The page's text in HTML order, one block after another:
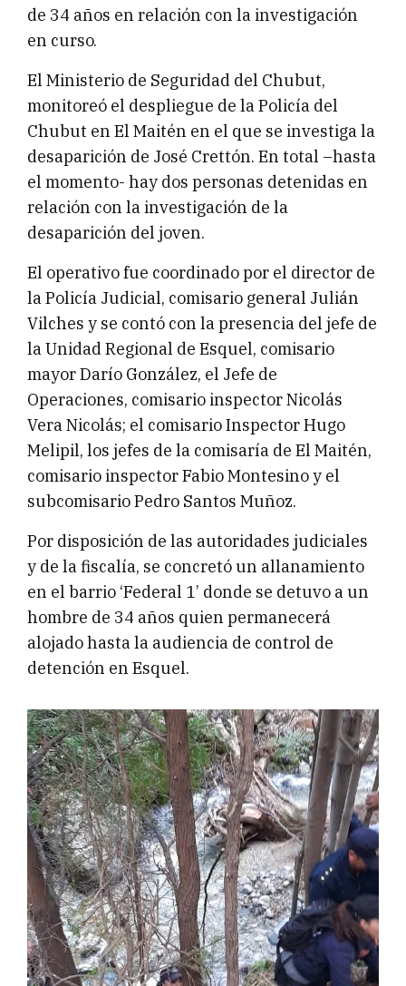
de 34 años en relación con la investigación
en curso.
El Ministerio de Seguridad del Chubut,
monitoreó el despliegue de la Policía del
Chubut en El Maitén en el que se investiga la
desaparición de José Crettón. En total –hasta
el momento- hay dos personas detenidas en
relación con la investigación de la
desaparición del joven.
El operativo fue coordinado por el director de
la Policía Judicial, comisario general Julián
Vilches y se contó con la presencia del jefe de
la Unidad Regional de Esquel, comisario
mayor Darío González, el Jefe de
Operaciones, comisario inspector Nicolás
Vera Nicolás; el comisario Inspector Hugo
Melipil, los jefes de la comisaría de El Maitén,
comisario inspector Fabio Montesino y el
subcomisario Pedro Santos Muñoz.
Por disposición de las autoridades judiciales
y de la fiscalía, se concretó un allanamiento
en el barrio ‘Federal 1’ donde se detuvo a un
hombre de 34 años quien permanecerá
alojado hasta la audiencia de control de
detención en Esquel.